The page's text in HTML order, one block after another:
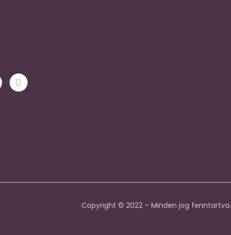
Copyright © 2022 – Minden jog fenntartva.